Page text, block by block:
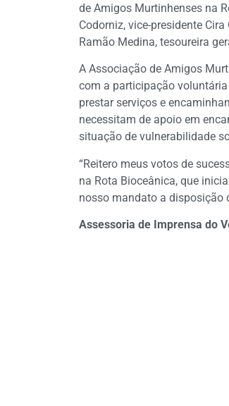
de Amigos Murtinhenses na
Codorniz, vice-presidente
Ramão Medina, tesoureira
A Associação de Amigos
com a participação
prestar serviços e
necessitam de apoio em
situação de vulnerabilidade
“Reitero meus votos de
na Rota Bioceânica, que
nosso mandato a disposição
Assessoria de Imprensa do